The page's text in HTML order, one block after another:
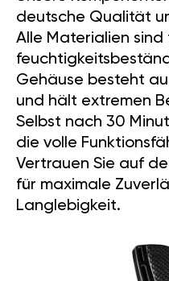
deutsche Qualität
Alle Materialien
Gehäuse besteht
und hält extremen
Selbst nach 30
die volle
Vertrauen Sie auf
für maximale
Langlebigkeit.